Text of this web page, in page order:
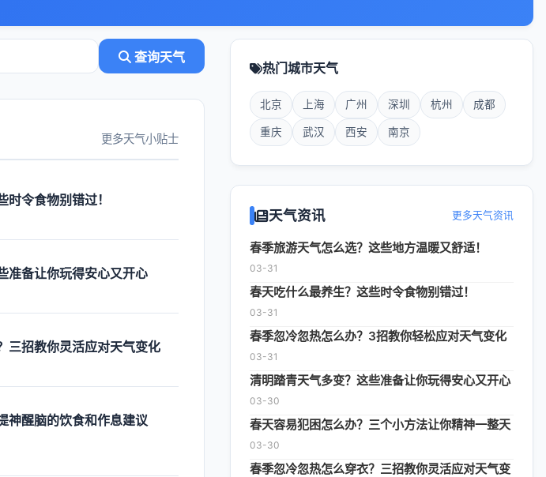
查询天气
更多天气小贴士
令食物别错过！
准备让你玩得安心又开心
三招教你灵活应对天气变化
神醒脑的饮食和作息建议
热门城市天气
北京 上海 广州 深圳 杭州 成都
重庆 武汉 西安 南京
天气资讯 更多天气资讯
春季旅游天气怎么选？这些地方温暖又舒适！
03-31
春天吃什么最养生？这些时令食物别错过！
03-31
春季忽冷忽热怎么办？3招教你轻松应对天气变化
03-31
清明踏青天气多变？这些准备让你玩得安心又开心
03-30
春天容易犯困怎么办？三个小方法让你精神一整天
03-30
春季忽冷忽热怎么穿衣？三招教你灵活应对天气变